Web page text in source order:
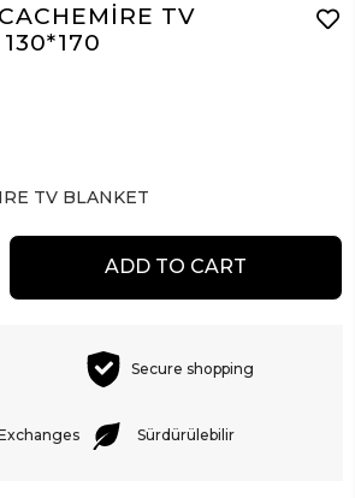
TV
TV BLANKET
ADD TO CART
Secure shopping
Sürdürülebilir